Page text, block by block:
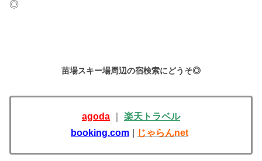
◎
苗場スキー場周辺の宿検索にどうそ◎
agoda
楽天トラベル
booking.com
じゃらんnet